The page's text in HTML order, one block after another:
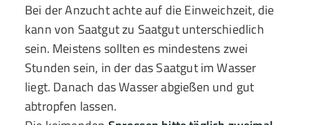
Bei der Anzucht achte auf die Einweichzeit, die
kann von Saatgut zu Saatgut unterschiedlich
sein. Meistens sollten es mindestens zwei
Stunden sein, in der das Saatgut im Wasser
liegt. Danach das Wasser abgießen und gut
abtropfen lassen.